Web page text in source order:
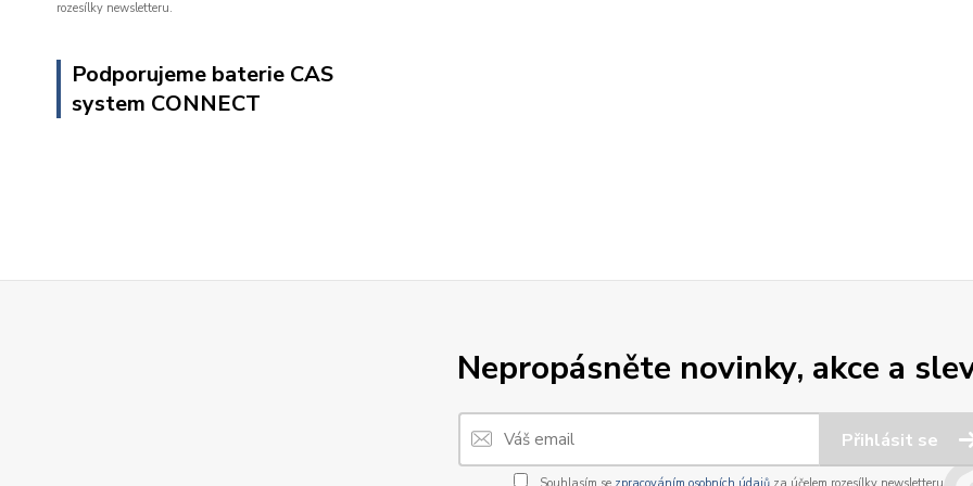
rozesílky newsletteru.
Podporujeme baterie CAS
system CONNECT
Nepropásněte novinky, akce a
Přihlásit se